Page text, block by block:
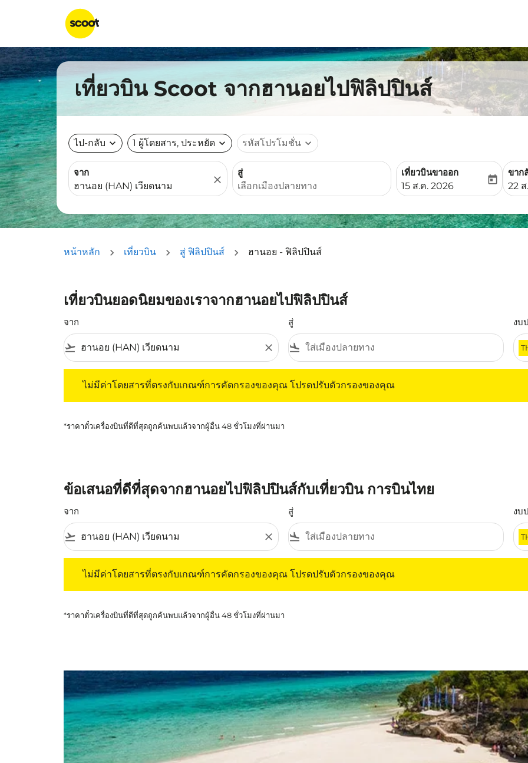
เที่ยวบิน Scoot จากฮานอยไปฟิลิปปินส์
ไป-กลับ expand_more 1 ผู้โดยสาร, ประหยัด expand_more รหัสโปรโมชั่น expand_more
จาก
close
สู่
เที่ยวบินขาออก
fc-booking-departure-
15 ส.ค. 2026
today
ขาก
fc-
22
หน้าหลัก เที่ยวบิน สู่ ฟิลิปปินส์ ฮานอย - ฟิลิปปินส์
เที่ยวบินยอดนิยมของเราจากฮานอยไปฟิลิปปินส์
จาก
flight_takeoff close
สู่
flight_land
งบ
ไม่มีค่าโดยสารที่ตรงกับเกณฑ์การคัดกรองของคุณ โปรดปรับตัวกรองของคุณ
*ราคาตั๋วเครื่องบินที่ดีที่สุดถูกค้นพบแล้วจากผู้อื่น 48 ชั่วโมงที่ผ่านมา
ข้อเสนอที่ดีที่สุดจากฮานอยไปฟิลิปปินส์กับเที่ยวบิน การบินไทย
จาก
flight_takeoff close
สู่
flight_land
งบ
ไม่มีค่าโดยสารที่ตรงกับเกณฑ์การคัดกรองของคุณ โปรดปรับตัวกรองของคุณ
*ราคาตั๋วเครื่องบินที่ดีที่สุดถูกค้นพบแล้วจากผู้อื่น 48 ชั่วโมงที่ผ่านมา